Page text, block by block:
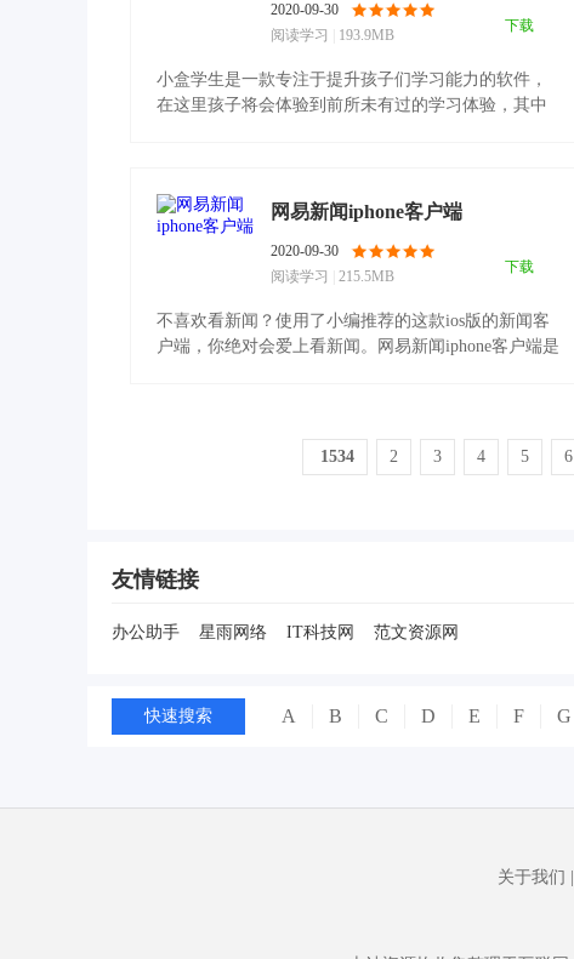
2020-09-30
阅读学习
193.9MB
下载
小盒学生是一款专注于提升孩子们学习能力的软件，
在这里孩子将会体验到前所未有过的学习体验，其中
网易新闻iphone客户端
2020-09-30
阅读学习
215.5MB
下载
不喜欢看新闻？使用了小编推荐的这款ios版的新闻客
户端，你绝对会爱上看新闻。网易新闻iphone客户端是
1534 2 3 4 5 6
友情链接
办公助手 星雨网络 IT科技网 范文资源网
快速搜索 A B C D E F G
关于我们